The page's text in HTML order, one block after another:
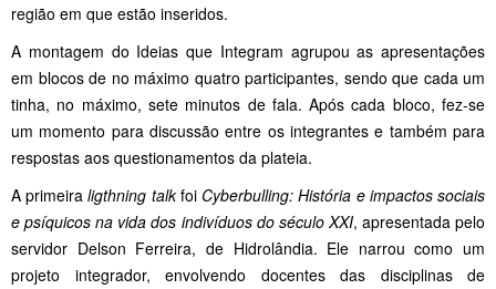
região em que estão inseridos.
A montagem do Ideias que Integram agrupou as apresentações
em blocos de no máximo quatro participantes, sendo que cada um
tinha, no máximo, sete minutos de fala. Após cada bloco, fez-se
um momento para discussão entre os integrantes e também para
respostas aos questionamentos da plateia.
A primeiraligthning talkfoi Cyberbulling: História e impactos sociais
e psíquicos na vida dos indivíduos do século XXI, apresentada pelo
servidor Delson Ferreira, de Hidrolândia. Ele narrou como um
projeto integrador, envolvendo docentes das disciplinas de